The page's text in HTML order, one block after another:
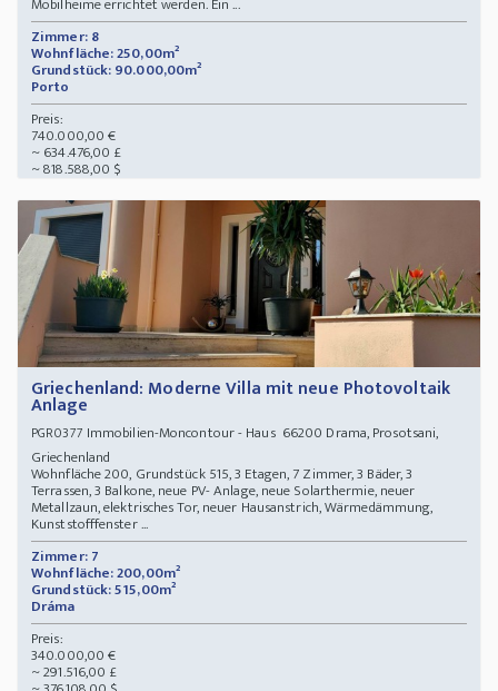
Mobilheime errichtet werden. Ein ...
Zimmer: 8
Wohnfläche: 250,00m²
Grundstück: 90.000,00m²
Porto
Preis:
740.000,00 €
~ 634.476,00 £
~ 818.588,00 $
Griechenland: Moderne Villa mit neue Photovoltaik
Anlage
PGR0377 Immobilien-Moncontour - Haus 66200 Drama, Prosotsani,
Griechenland
Wohnfläche 200, Grundstück 515, 3 Etagen, 7 Zimmer, 3 Bäder, 3
Terrassen, 3 Balkone, neue PV- Anlage, neue Solarthermie, neuer
Metallzaun, elektrisches Tor, neuer Hausanstrich, Wärmedämmung,
Kunststofffenster ...
Zimmer: 7
Wohnfläche: 200,00m²
Grundstück: 515,00m²
Dráma
Preis:
340.000,00 €
~ 291.516,00 £